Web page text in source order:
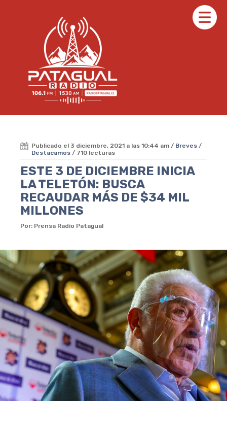
Publicado el 3 diciembre, 2021 a las 10:44 am / Breves /
Destacamos / 710 lecturas
ESTE 3 DE DICIEMBRE INICIA
LA TELETÓN: BUSCA
RECAUDAR MÁS DE $34 MIL
MILLONES
Por: Prensa Radio Patagual